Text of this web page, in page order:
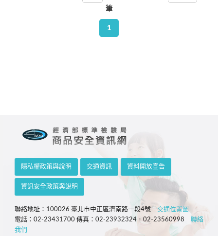
筆
1
隱私權政策與說明 交通資訊 資料開放宣告
資訊安全政策與說明
聯絡地址：100026 臺北市中正區濟南路一段4號 交通位置圖
電話：02-23431700 傳真：02-23932324．02-23560998 聯絡
我們